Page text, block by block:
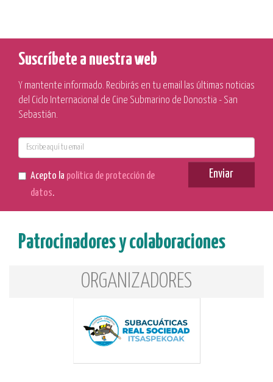
Suscríbete a nuestra web
Y mantente informado. Recibirás en tu email las últimas noticias
del Ciclo Internacional de Cine Submarino de Donostia - San
Sebastián.
Acepto la política de protección de
datos.
Enviar
Patrocinadores y colaboraciones
ORGANIZADORES